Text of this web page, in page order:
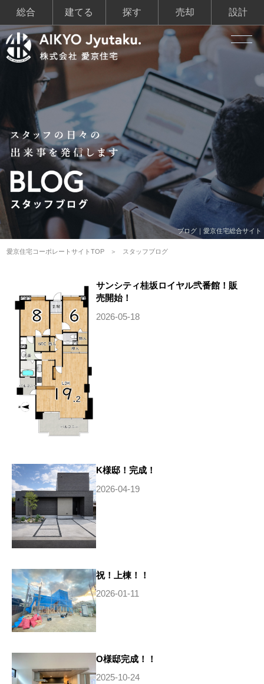
総合 建てる 探す 売却 設計
ブログ｜愛京住宅総合サイト
愛京住宅コーポレートサイトTOP スタッフブログ
サンシティ桂坂ロイヤル弐番館！販
売開始！
2026-05-18
K様邸！完成！
2026-04-19
祝！上棟！！
2026-01-11
O様邸完成！！
2025-10-24